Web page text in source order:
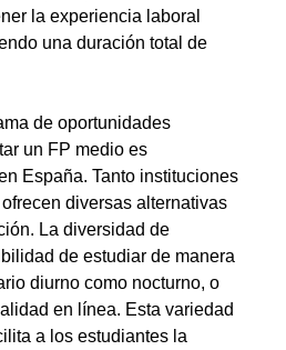
la experiencia laboral
una duración total de
de oportunidades
un FP medio es
España. Tanto instituciones
diversas alternativas
La diversidad de
de estudiar de manera
diurno como nocturno, o
en línea. Esta variedad
a los estudiantes la